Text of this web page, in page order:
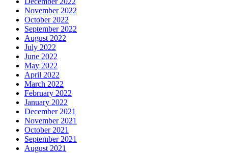
November 2022
October 2022
September 2022
August 2022
July 2022
June 2022
May 2022
April 2022
March 2022
February 2022
January 2022
December 2021
November 2021
October 2021
September 2021
August 2021